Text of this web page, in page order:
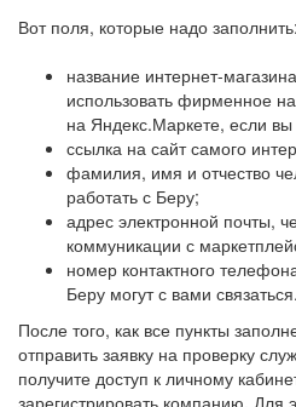
Вот поля, которые надо заполнить:
название интернет-
использовать фирменное
на Яндекс.Маркете, если вы
ссылка на сайт самого
фамилия, имя и отчество
работать с Беру;
адрес электронной почты,
коммуникации с
номер контактного
Беру могут с вами связаться.
После того, как все пункты
отправить заявку на проверку
получите доступ к личному
зарегистрировать компанию. Для